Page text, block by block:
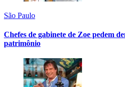
São Paulo
Chefes de gabinete de Zoe pedem
patrimônio